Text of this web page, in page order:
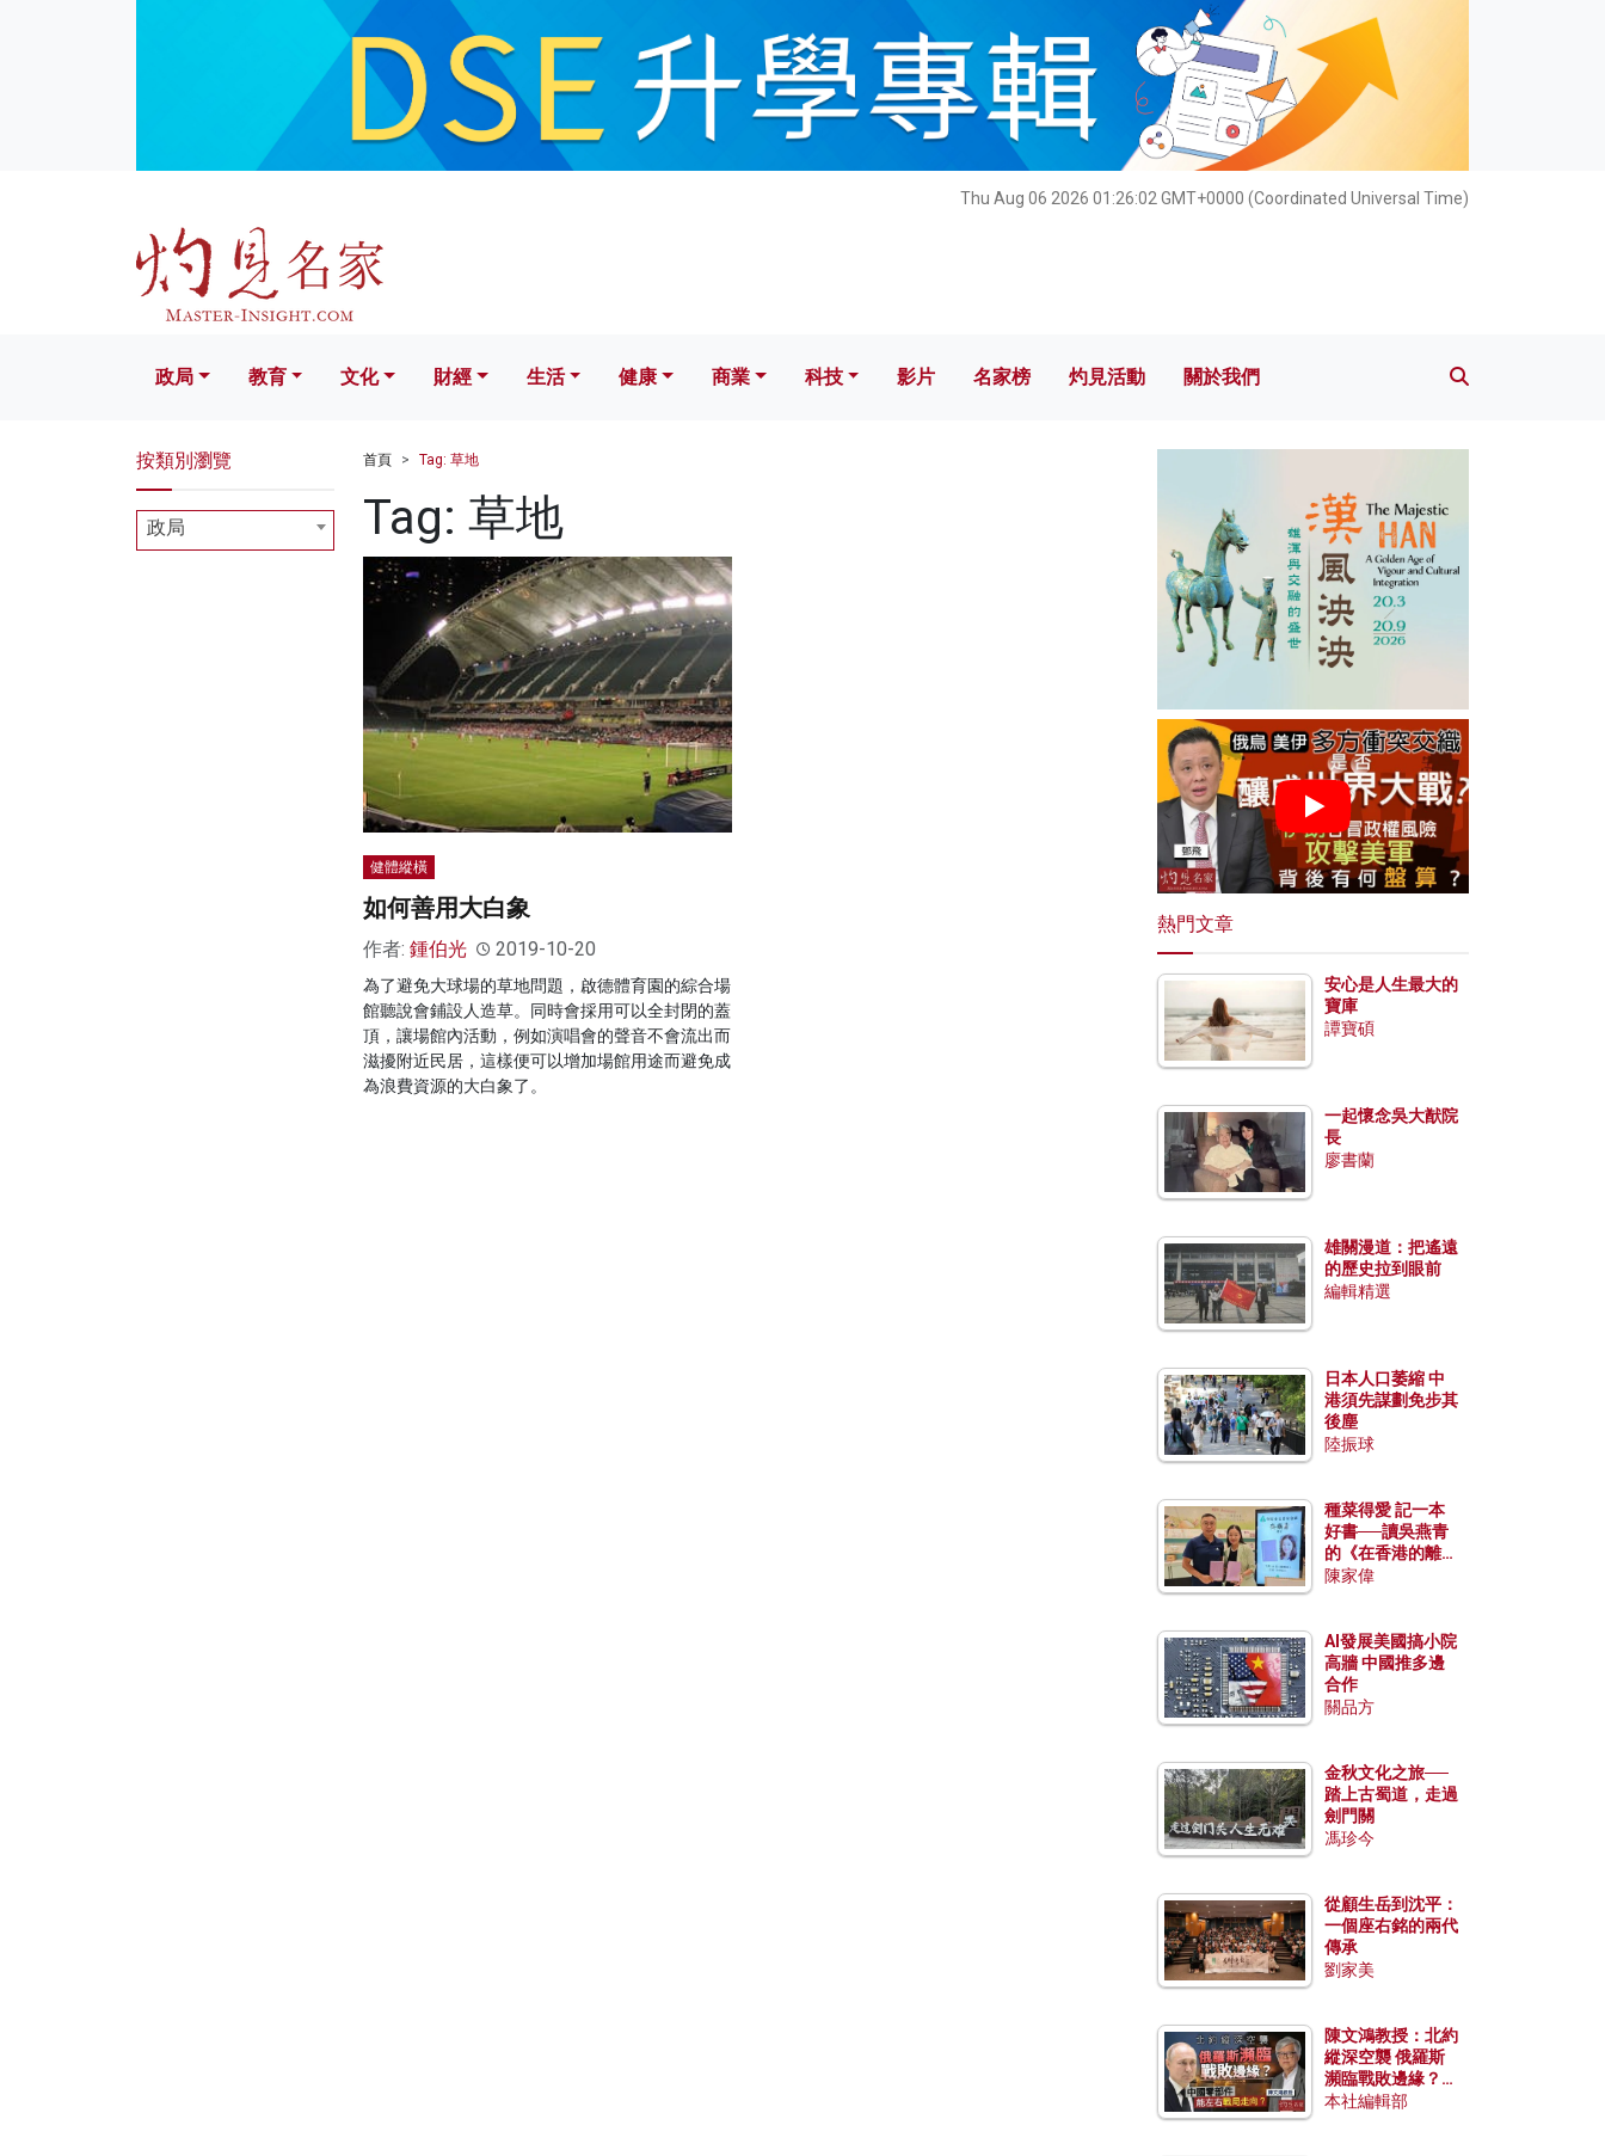
Thu Aug 06 2026 01:26:03 GMT+0000 (Coordinated Universal Time)
文化 財經 生活 健康 科技 影片 名家榜 灼見活動 關於我們
政局 教育 文化 財經 生活 健康 商業 科技 影片 名家榜 灼見活動 關於我們
首頁 Tag: 草地
Tag: 草地
健體縱橫
如何善用大白象
作者: 鍾伯光 2019-10-20
為了避免大球場的草地問題，啟德體育園的綜合場
館聽說會鋪設人造草。同時會採用可以全封閉的蓋
頂，讓場館內活動，例如演唱會的聲音不會流出而
滋擾附近民居，這樣便可以增加場館用途而避免成
為浪費資源的大白象了。
按類別瀏覽
政局
熱門文章
安心是人生最大的
寶庫
譚寶碩
一起懷念吳大猷院
長
廖書蘭
雄關漫道：把遙遠
的歷史拉到眼前
編輯精選
日本人口萎縮 中
港須先謀劃免步其
後塵
陸振球
種菜得愛 記一本
好書──讀吳燕青
的《在香港的離島
種菜》
陳家偉
AI發展美國搞小院
高牆 中國推多邊
合作
關品方
金秋文化之旅──
踏上古蜀道，走過
劍門關
馮珍今
從顧生岳到沈平：
一個座右銘的兩代
傳承
劉家美
陳文鴻教授：北約
縱深空襲 俄羅斯
瀕臨戰敗邊緣？中
國零部件能左右戰
本社編輯部